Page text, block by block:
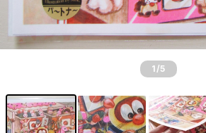
1 /5